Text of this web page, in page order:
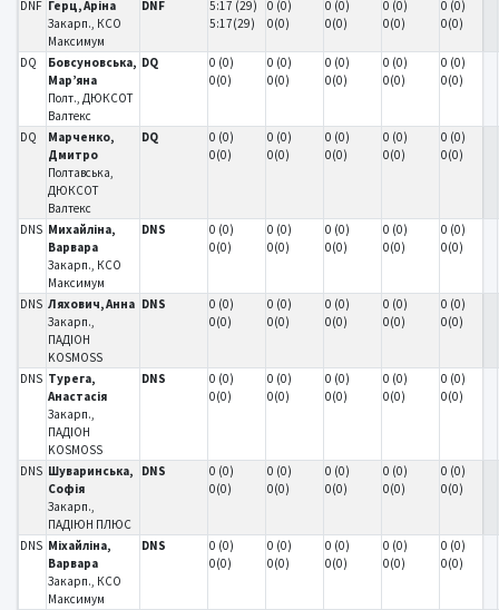
DNF Герц, Аріна
Закарп., КСО
Максимум
DNF
5:17 (29)
5:17(29)
0 (0)
0(0)
0 (0)
0(0)
0 (0)
0(0)
0 (0)
0(0)
DQ
Бовсуновська,
Мар’яна
Полт., ДЮКСОТ
Валтекс
DQ
0 (0)
0(0)
0 (0)
0(0)
0 (0)
0(0)
0 (0)
0(0)
0 (0)
0(0)
DQ
Марченко,
Дмитро
Полтавська,
ДЮКСОТ
Валтекс
DQ
0 (0)
0(0)
0 (0)
0(0)
0 (0)
0(0)
0 (0)
0(0)
0 (0)
0(0)
DNS Михайліна,
Варвара
Закарп., КСО
Максимум
DNS
0 (0)
0(0)
0 (0)
0(0)
0 (0)
0(0)
0 (0)
0(0)
0 (0)
0(0)
DNS Ляхович, Анна
Закарп.,
ПАДІОН
KOSMOSS
DNS
0 (0)
0(0)
0 (0)
0(0)
0 (0)
0(0)
0 (0)
0(0)
0 (0)
0(0)
DNS Турега,
Анастасія
Закарп.,
ПАДІОН
KOSMOSS
DNS
0 (0)
0(0)
0 (0)
0(0)
0 (0)
0(0)
0 (0)
0(0)
0 (0)
0(0)
DNS Шуваринська,
Софія
Закарп.,
ПАДІЮН ПЛЮС
DNS
0 (0)
0(0)
0 (0)
0(0)
0 (0)
0(0)
0 (0)
0(0)
0 (0)
0(0)
DNS Міхайліна,
Варвара
Закарп., КСО
Максимум
DNS
0 (0)
0(0)
0 (0)
0(0)
0 (0)
0(0)
0 (0)
0(0)
0 (0)
0(0)